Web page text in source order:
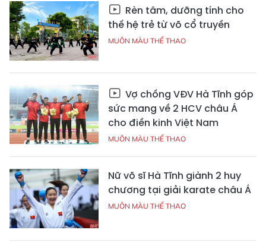
Rèn tâm, dưỡng tính cho
thế hệ trẻ từ võ cổ truyền
MUÔN MÀU THỂ THAO
Vợ chồng VĐV Hà Tĩnh góp
sức mang về 2 HCV châu Á
cho điền kinh Việt Nam
MUÔN MÀU THỂ THAO
Nữ võ sĩ Hà Tĩnh giành 2 huy
chương tại giải karate châu Á
MUÔN MÀU THỂ THAO